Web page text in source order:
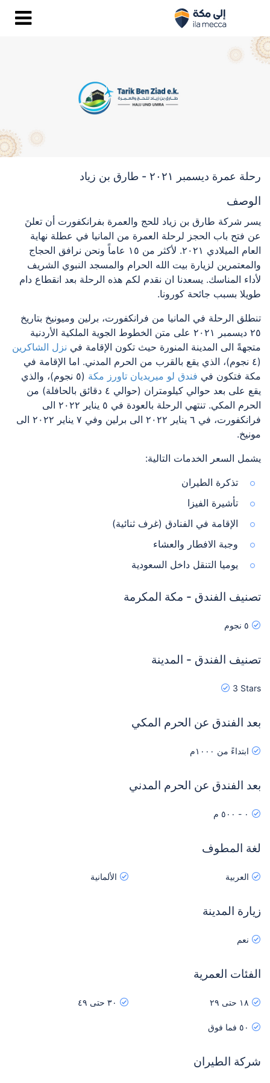
رحلة عمرة ديسمبر ٢٠٢١ - طارق بن زياد
الوصف
يسر شركة طارق بن زياد للحج والعمرة بفرانكفورت أن تعلنَ
عن فتح باب الحجز لرحلة العمرة من المانيا في عطلة نهاية
العام الميلادي ٢٠٢١. لأكثر من ١٥ عاماً ونحن نرافق الحجاج
والمعتمرين لزيارة بيت الله الحرام والمسجد النبوي الشريف
لأداء المناسك. يسعدنا ان نقدم لكم هذه الرحلة بعد انقطاع دام
طويلا بسبب جائحة كورونا.
تنطلق الرحلة في المانيا من فرانكفورت، برلين وميونيخ بتاريخ
٢٥ ديسمبر ٢٠٢١ على متن
الخطوط الجوية الملكية الأردنية
متجهةً الى المدينة المنورة حيث تكون الإقامة في نزل الشاكرين
(٤ نجوم)، الذي يقع بالقرب من الحرم المدني. اما الإقامة في
مكة فتكون في فندق لو ميريديان تاورز مكة
(٥ نجوم)، والذي
يقع على بعد حوالي كيلومتران (حوالي ٤ دقائق بالحافلة) من
الحرم المكي. تنتهي الرحلة بالعودة في ٥ يناير ٢٠٢٢ الى
فرانكفورت، في ٦ يناير ٢٠٢٢ الى برلين وفي ٧ يناير ٢٠٢٢ الى
مونيخ.
يشمل السعر الخدمات التالية:
تذكرة الطيران
تأشيرة الفيزا
الإقامة في الفنادق (غرف ثنائية)
وجبة الافطار والعشاء
يوميا التنقل داخل السعودية
تصنيف الفندق - مكة المكرمة
تصنيف الفندق - المدينة
3 Stars
بعد الفندق عن الحرم المكي
ابتداءً من ١٠٠٠م
بعد الفندق عن الحرم المدني
لغة المطوف
العربية الألمانية
زيارة المدينة
نعم
الفئات العمرية
شركة الطيران